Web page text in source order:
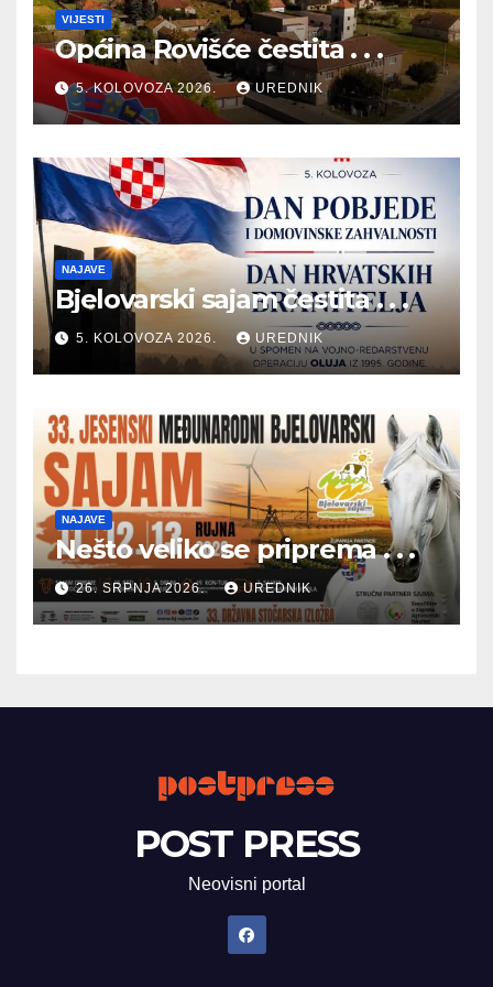
VIJESTI
Općina Rovišće čestita . . .
5. KOLOVOZA 2026. UREDNIK
NAJAVE
Bjelovarski sajam čestita . . .
5. KOLOVOZA 2026. UREDNIK
NAJAVE
Nešto veliko se priprema . . .
26. SRPNJA 2026. UREDNIK
POST PRESS
Neovisni portal